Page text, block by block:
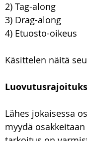
2) Tag-along
3) Drag-along
4) Etuosto-oikeus
Käsittelen näitä
Lähes jokaisessa
myydä